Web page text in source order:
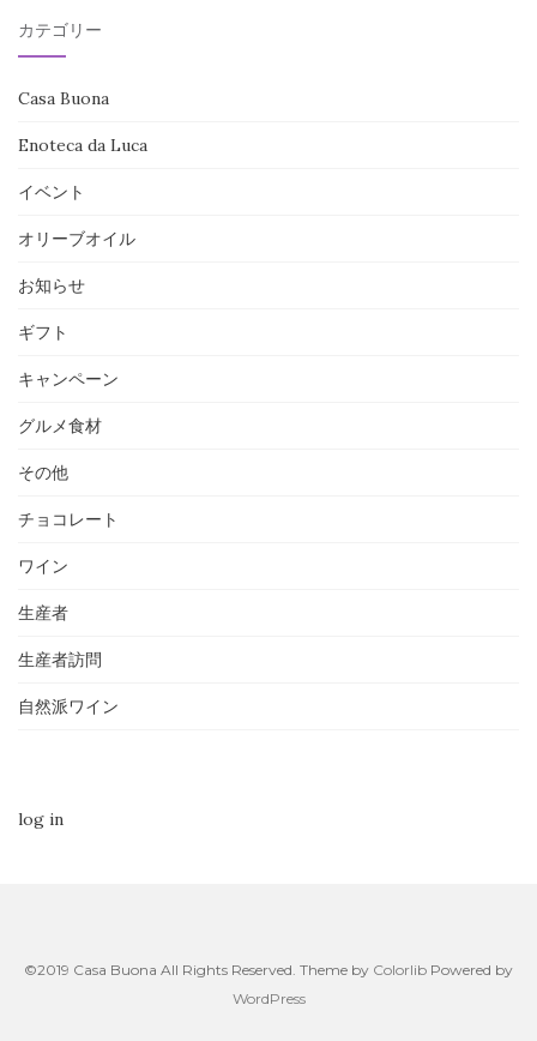
投
稿
カテゴリー
Casa Buona
Enoteca da Luca
イベント
オリーブオイル
お知らせ
ギフト
キャンペーン
グルメ食材
その他
チョコレート
ワイン
生産者
生産者訪問
自然派ワイン
log in
©2019 Casa Buona All Rights Reserved. Theme by Colorlib Powered by
WordPress